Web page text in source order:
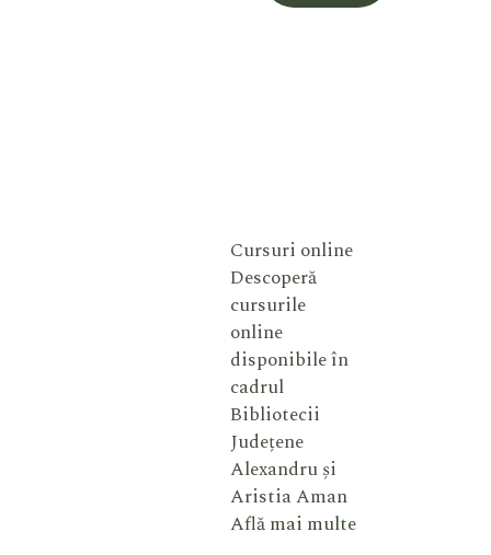
Cursuri online
Descoperă
cursurile
online
disponibile în
cadrul
Bibliotecii
Județene
Alexandru și
Aristia Aman
Află mai multe